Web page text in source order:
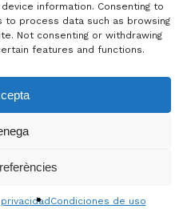
information. Consenting to
process data such as browsing
Not consenting or withdrawing
features and functions.
Condiciones de uso
Finalizar compra
por